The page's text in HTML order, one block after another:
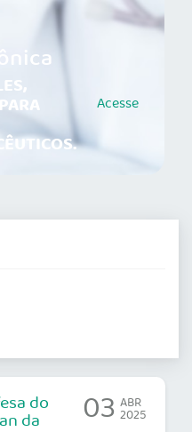
Acesse
do
da 03 ABR
2025